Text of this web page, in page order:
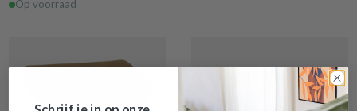
Op voorraad